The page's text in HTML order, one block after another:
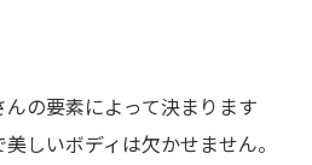
の要素によって決まります
しいボディは欠かせません。